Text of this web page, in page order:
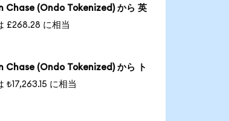
Chase (Ondo Tokenized) から 英
£268.28 に相当
Chase (Ondo Tokenized) から ト
₺17,263.15 に相当